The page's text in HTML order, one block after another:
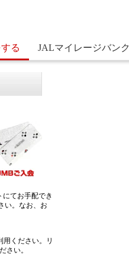
る JALマイレージバンク
てお手配でき
い。なお、お
ください。リ
さい。